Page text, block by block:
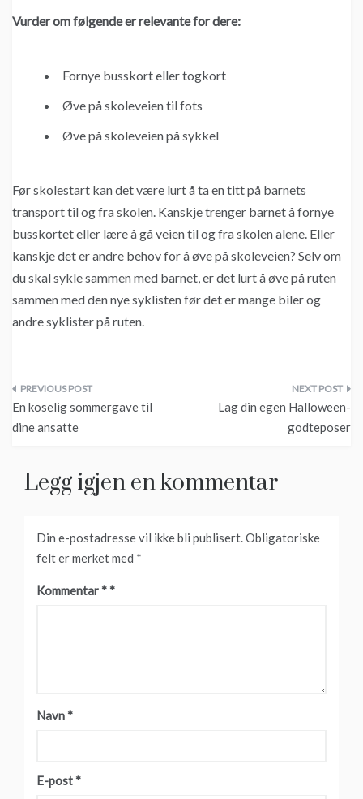
Vurder om følgende er relevante for dere:
Fornye busskort eller togkort
Øve på skoleveien til fots
Øve på skoleveien på sykkel
Før skolestart kan det være lurt å ta en titt på barnets
transport til og fra skolen. Kanskje trenger barnet å fornye
busskortet eller lære å gå veien til og fra skolen alene. Eller
kanskje det er andre behov for å øve på skoleveien? Selv om
du skal sykle sammen med barnet, er det lurt å øve på ruten
sammen med den nye syklisten før det er mange biler og
andre syklister på ruten.
Innleggsnavigasjon
En koselig sommergave til
dine ansatte
Lag din egen Halloween-
godteposer
Legg igjen en kommentar
Din e-postadresse vil ikke bli publisert.Obligatoriske
felt er merket med *
Kommentar *
Navn *
E-post *